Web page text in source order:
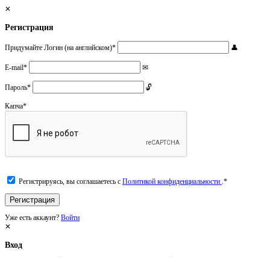
Регистрация
Придумайте Логин (на английском)*
E-mail*
Пароль*
Капча*
Регистрируясь, вы соглашаетесь с Политикой конфиденциальности .*
Уже есть аккаунт? Войти
Вход